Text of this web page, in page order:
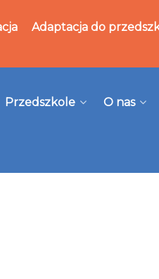
Adaptacja do
Przedszkole O nas